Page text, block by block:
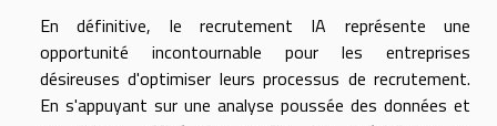
En définitive, le recrutement IA représente une
opportunité incontournable pour les entreprises
désireuses d'optimiser leurs processus de recrutement.
En s'appuyant sur une analyse poussée des données et